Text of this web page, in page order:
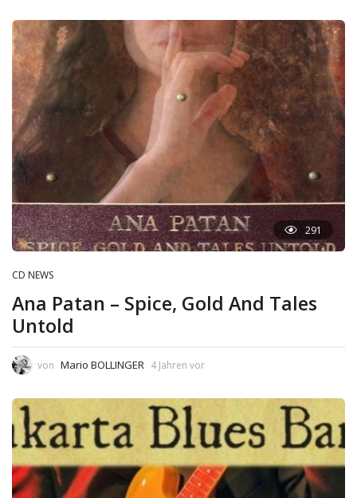
291
CD NEWS
Ana Patan – Spice, Gold And Tales
Untold
von Mario BOLLINGER 4 Jahren vor